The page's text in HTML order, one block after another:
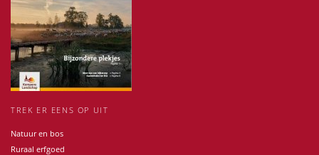
TREK ER EENS OP UIT
Natuur en bos
Ruraal erfgoed